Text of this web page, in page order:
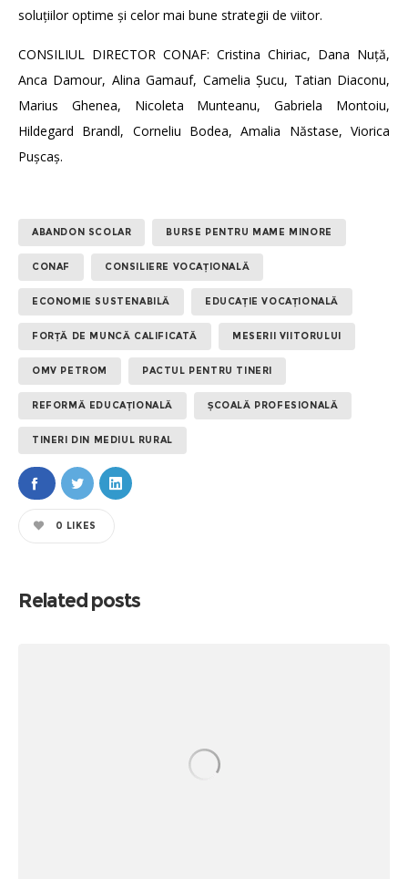
soluțiilor optime și celor mai bune strategii de viitor.
CONSILIUL DIRECTOR CONAF: Cristina Chiriac, Dana Nuță,
Anca Damour, Alina Gamauf, Camelia Șucu, Tatian Diaconu,
Marius Ghenea, Nicoleta Munteanu, Gabriela Montoiu,
Hildegard Brandl, Corneliu Bodea, Amalia Năstase, Viorica
Pușcaș.
ABANDON SCOLAR BURSE PENTRU MAME MINORE
CONAF CONSILIERE VOCAȚIONALĂ
ECONOMIE SUSTENABILĂ EDUCAȚIE VOCAȚIONALĂ
FORȚĂ DE MUNCĂ CALIFICATĂ MESERII VIITORULUI
OMV PETROM PACTUL PENTRU TINERI
REFORMĂ EDUCAȚIONALĂ ȘCOALĂ PROFESIONALĂ
TINERI DIN MEDIUL RURAL
0 LIKES
Related posts